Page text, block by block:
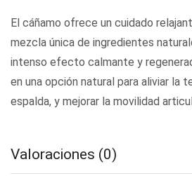
El cáñamo ofrece un cuidado
mezcla única de ingredientes
intenso efecto calmante y
en una opción natural para aliviar la
espalda, y mejorar la movilidad
Valoraciones (0)